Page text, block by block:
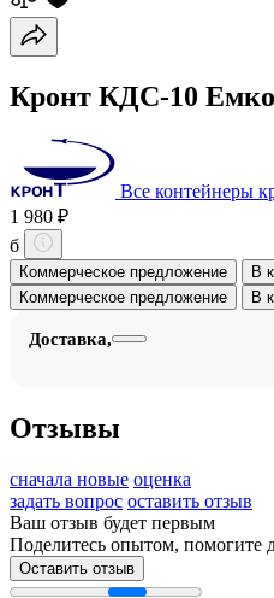
Кронт КДС-10
Все контейнеры
1 980 ₽
б
Коммерческое предложение
В
Коммерческое предложение
В
Доставка,
Отзывы
сначала новые оценка
задать вопрос оставить отзыв
Ваш отзыв будет первым
Поделитесь опытом, помогите
Оставить отзыв